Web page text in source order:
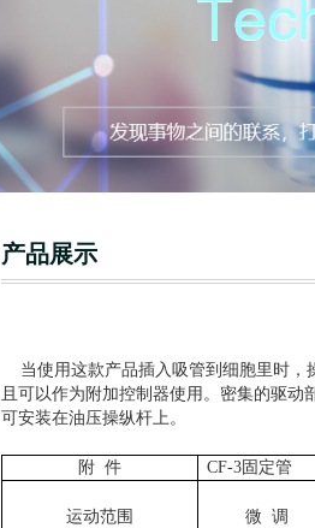
产品展示
当使用这款产品插入吸管到细胞里时，
且可以作为附加控制器使用。密集的驱
可安装在油压操纵杆上。
附 件 CF-3固定管
运动范围 微 调